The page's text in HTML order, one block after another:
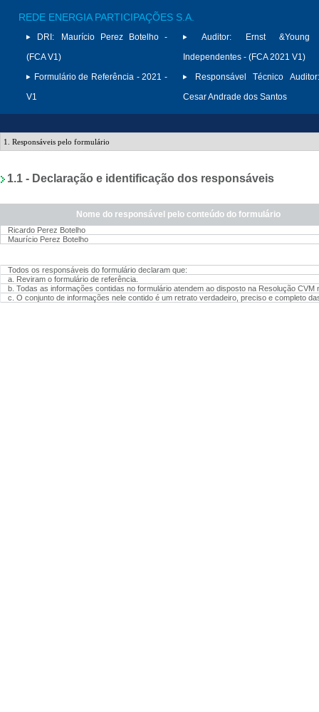
REDE ENERGIA PARTICIPAÇÕES S.A.
DRI:
Maurício Perez Botelho -
(FCA V1)
Formulário de Referência - 2021 -
V1
Auditor:
Ernst &Young
Independentes - (FCA 2021 V1)
Responsável Técnico Auditor:
Cesar Andrade dos Santos